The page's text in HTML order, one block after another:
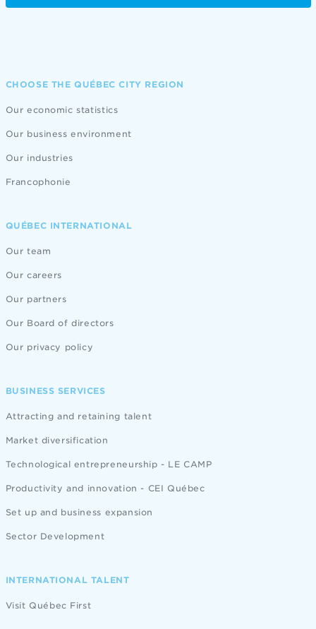
CHOOSE THE QUÉBEC CITY REGION
Our economic statistics
Our business environment
Our industries
Francophonie
QUÉBEC INTERNATIONAL
Our team
Our careers
Our partners
Our Board of directors
Our privacy policy
BUSINESS SERVICES
Attracting and retaining talent
Market diversification
Technological entrepreneurship - LE CAMP
Productivity and innovation - CEI Québec
Set up and business expansion
Sector Development
INTERNATIONAL TALENT
Visit Québec First